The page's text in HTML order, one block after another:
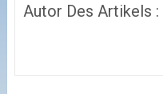
Autor Des Artikels :